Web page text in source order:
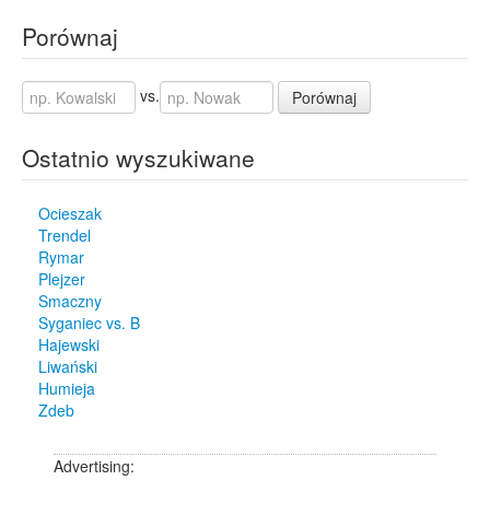
Porównaj
vs. Porównaj
Ostatnio wyszukiwane
Ocieszak
Trendel
Rymar
Plejzer
Smaczny
Syganiec vs. B
Hajewski
Liwański
Humieja
Zdeb
Advertising: